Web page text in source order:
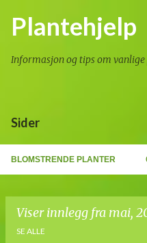
Gå til
Plantehjelp
Informasjon og tips om vanlige
Sider
BLOMSTRENDE PLANTER
Viser innlegg fra mai,
SE ALLE